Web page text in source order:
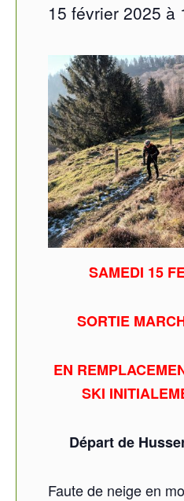
15 février 2025 à
SAMEDI 15
SORTIE
EN
SKI
Départ de
Faute de neige en